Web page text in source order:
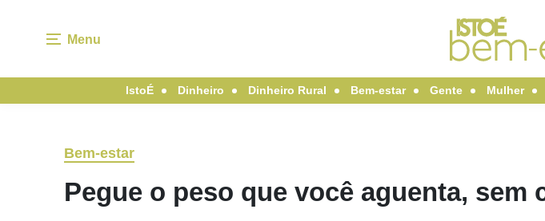
Menu
IstoÉ Dinheiro Dinheiro Rural Bem-estar Gente Mulher
Bem-estar
Pegue o peso que você aguenta, sem